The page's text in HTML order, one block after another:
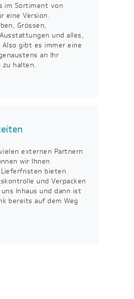
im Sortiment von
eine Version.
Grössen,
und alles,
gibt es immer eine
an Ihr
zu halten.
externen Partnern
wir Ihnen
bieten.
und Verpacken
Inhaus und dann ist
bereits auf dem Weg